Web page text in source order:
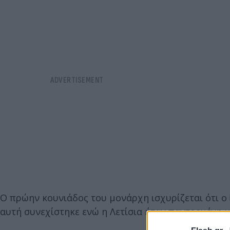
Ο πρώην κουνιάδος του μονάρχη ισχυρίζεται ότι
αυτή συνεχίστηκε ενώ η Λετίσια ήταν παντρεμένη